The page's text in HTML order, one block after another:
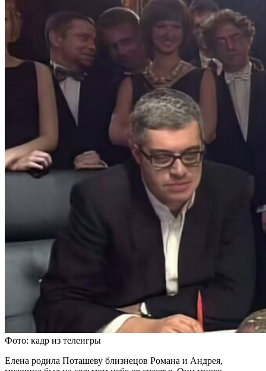
Фото: кадр из телеигры
Елена родила Поташеву близнецов Романа и Андрея,